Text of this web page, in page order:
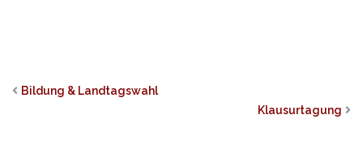
Bildung & Landtagswahl
Klausurtagung